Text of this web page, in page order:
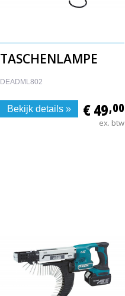
TASCHENLAMPE
DEADML802
€ 49,00
ex. btw
Bekijk details »